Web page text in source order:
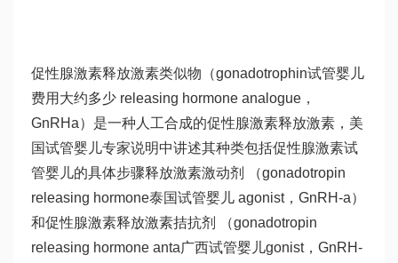
促性腺激素释放激素类似物（gonadotrophin试管婴儿
费用大约多少 releasing hormone analogue，
GnRHa）是一种人工合成的促性腺激素释放激素，美
国试管婴儿专家说明中讲述其种类包括促性腺激素试
管婴儿的具体步骤释放激素激动剂 （gonadotropin
releasing hormone泰国试管婴儿 agonist，GnRH-a）
和促性腺激素释放激素拮抗剂 （gonadotropin
releasing hormone anta广西试管婴儿gonist，GnRH-